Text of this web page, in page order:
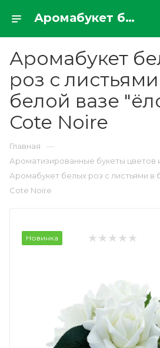
Аромабукет белых роз с листьями в белой вазе "ёлочка" Cote Noire
Аромабукет
роз с
белой вазе
Cote Noire
Главная —
Ароматизированные букеты цветов
Аромабукет белых роз с листьями в
Cote Noire
Новинка